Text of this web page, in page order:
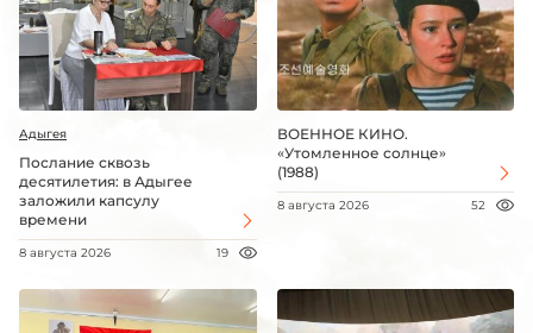
Адыгея
Послание сквозь
десятилетия: в Адыгее
заложили капсулу
времени
8 августа 2026 19
ВОЕННОЕ КИНО.
«Утомленное солнце»
(1988)
8 августа 2026 52